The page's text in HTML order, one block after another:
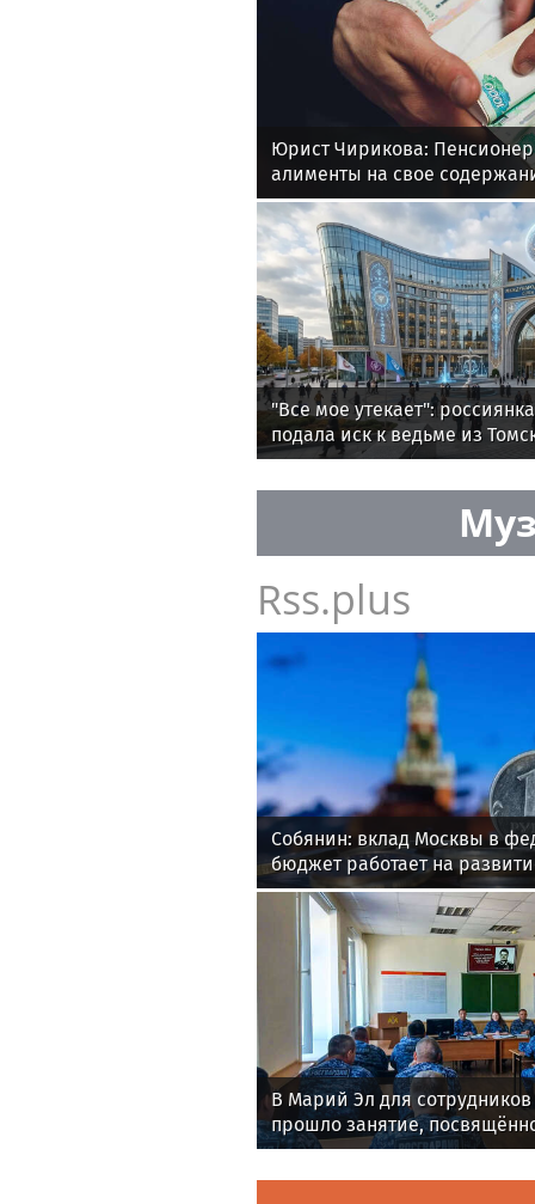
Юрист Чирикова:
алименты на свое
"Все мое утекает":
подала иск к ведьме из
женское счастье
Rss.plus
Собянин: вклад Москвы в
бюджет работает на
В Марий Эл для
прошло занятие,
генерала армии Ивана